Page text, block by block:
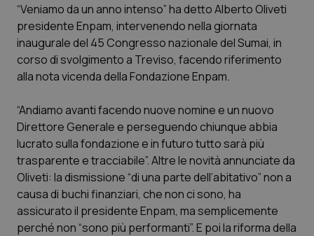
Scienza e Farmaci
Studi e Analisi
Lettere al direttore
Edizioni Regionali
QS Pro
Professionisti Sanitari.AI
“Veniamo da un anno intenso” ha detto Alberto Oliveti
presidente Enpam, intervenendo nella giornata
inaugurale del 45 Congresso nazionale del Sumai, in
corso di svolgimento a Treviso, facendo riferimento
alla nota vicenda della Fondazione Enpam.
“Andiamo avanti facendo nuove nomine e un nuovo
Direttore Generale e perseguendo chiunque abbia
lucrato sulla fondazione e in futuro tutto sarà più
trasparente e tracciabile”. Altre le novità annunciate da
Oliveti: la dismissione “di una parte dell’abitativo” non a
causa di buchi finanziari, che non ci sono, ha
assicurato il presidente Enpam, ma semplicemente
perché non “sono più performanti”. E poi la riforma della